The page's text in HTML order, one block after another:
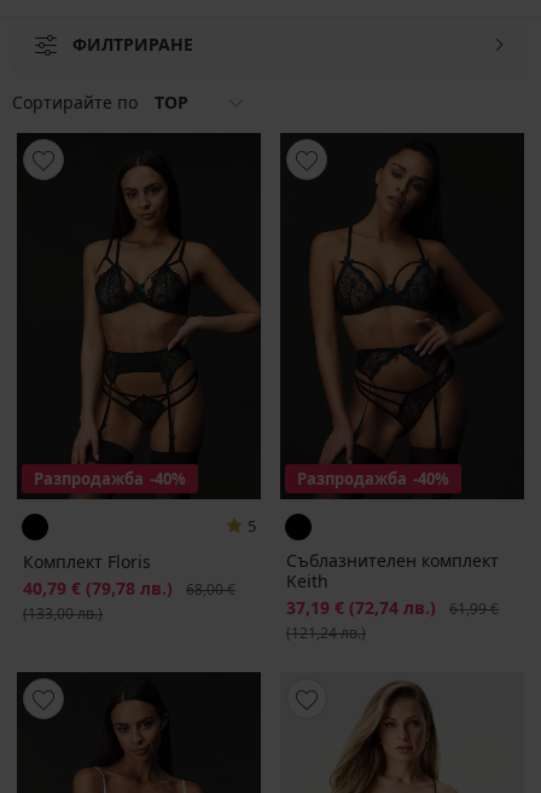
бельото, което се заиграва с възбуждащи strappy ленти, а ако
или латекс. Зависи само от Вашата фантазия.
ФИЛТРИРАНЕ
Сортирайте по TOP
Разпродажба -40%
5
Комплект Floris
Намаление
40,79 € (79,78 лв.) Първоначална цена
68,00 €
(133,00 лв.)
Разпродажба -40%
Съблазнителен комплект
Keith
Намаление
37,19 € (72,74 лв.)
61,99 €
(121,24 лв.)